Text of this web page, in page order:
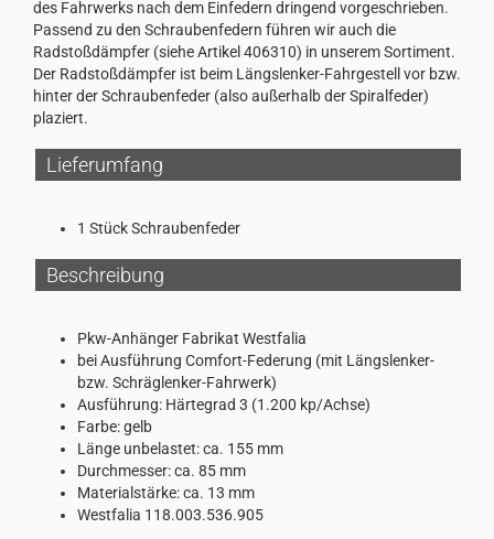
des Fahrwerks nach dem Einfedern dringend vorgeschrieben.
Passend zu den Schraubenfedern führen wir auch die
Radstoßdämpfer (siehe Artikel 406310) in unserem Sortiment.
Der Radstoßdämpfer ist beim Längslenker-Fahrgestell vor bzw.
hinter der Schraubenfeder (also außerhalb der Spiralfeder)
plaziert.
Lieferumfang
1 Stück Schraubenfeder
Beschreibung
Pkw-Anhänger Fabrikat Westfalia
bei Ausführung Comfort-Federung (mit Längslenker-
bzw. Schräglenker-Fahrwerk)
Ausführung: Härtegrad 3 (1.200 kp/Achse)
Farbe: gelb
Länge unbelastet: ca. 155 mm
Durchmesser: ca. 85 mm
Materialstärke: ca. 13 mm
Westfalia 118.003.536.905